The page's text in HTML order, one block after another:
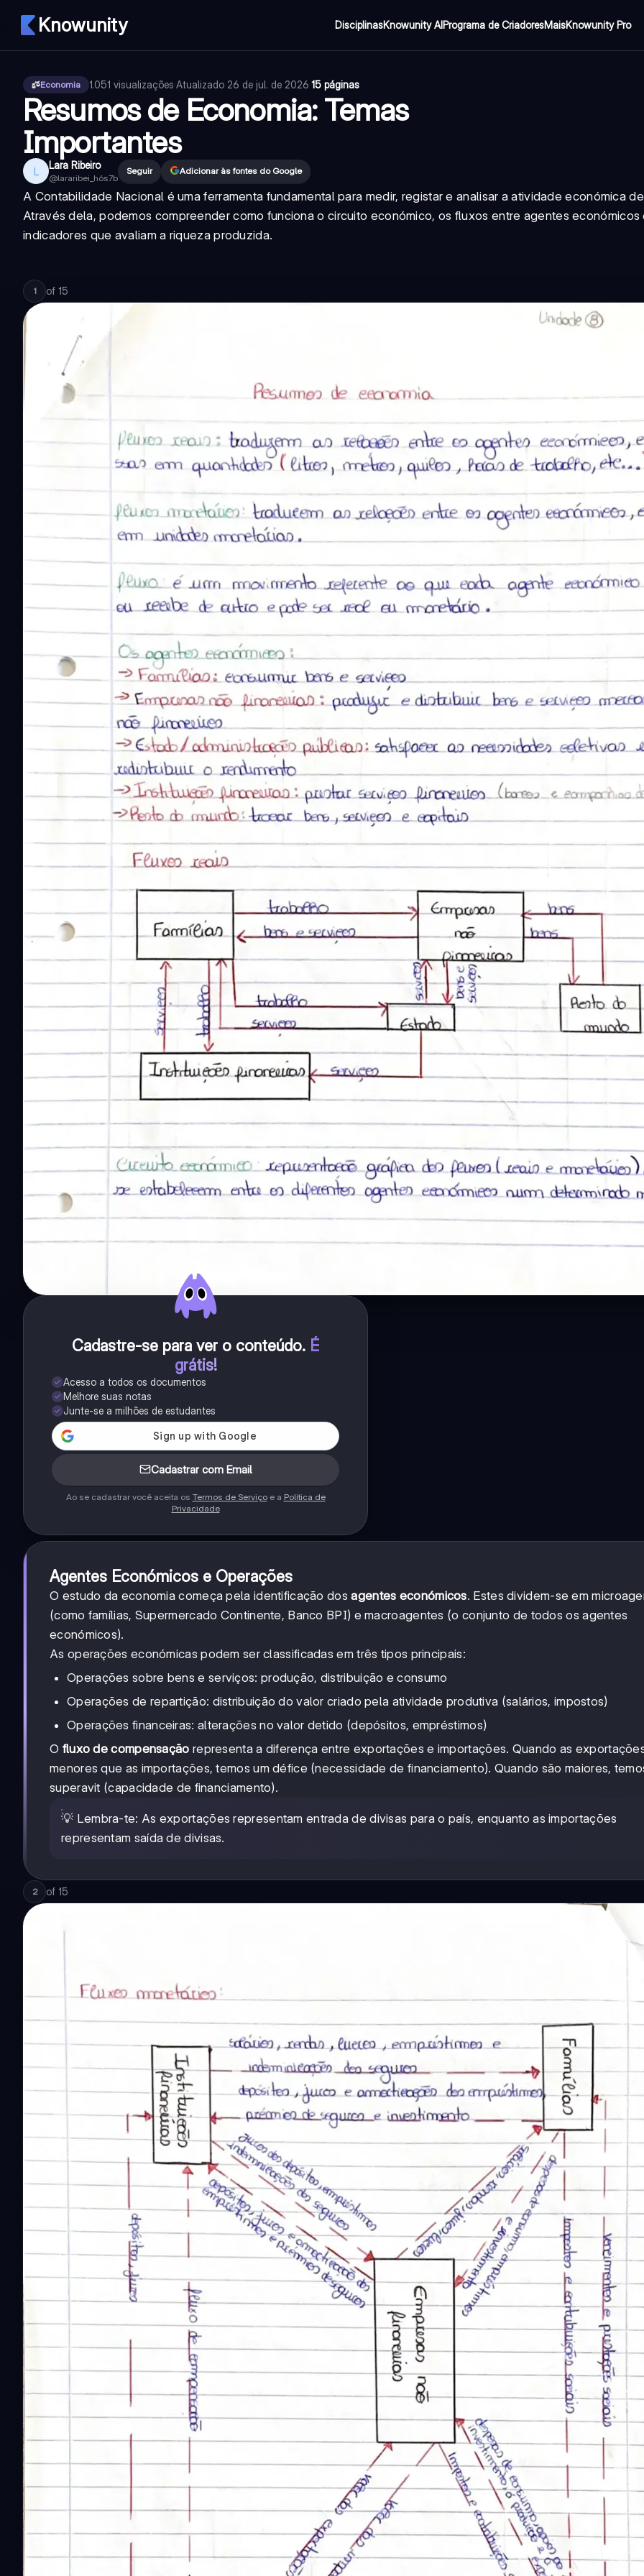
Knowunity DisciplinasKnowunity AIPrograma de CriadoresMaisKnowunity Pro
Economia 1.051 visualizações·Atualizado 26 de jul. de 2026·15 páginas
Resumos de Economia: Temas
Importantes
L Lara Ribeiro
@lararibei_h6s7b
Seguir Adicionar às fontes do Google
A Contabilidade Nacional é uma ferramenta fundamental para medir, registar e analisar a atividade económica
Através dela, podemos compreender como funciona o circuito económico, os fluxos entre agentes económicos
indicadores que avaliam a riqueza produzida.
1 of 15
Cadastre-se para ver o conteúdo. É
grátis!
Acesso a todos os documentos
Melhore suas notas
Junte-se a milhões de estudantes
Cadastrar com Email
Ao se cadastrar você aceita os Termos de Serviçoe a Política de
Privacidade
Agentes Económicos e Operações
O estudo da economia começa pela identificação dosagentes económicos. Estes dividem-se em
(como famílias, Supermercado Continente, Banco BPI) e macroagentes (o conjunto de todos os agentes
económicos).
As operações económicas podem ser classificadas em três tipos principais:
Operações sobre bens e serviços: produção, distribuição e consumo
Operações de repartição: distribuição do valor criado pela atividade produtiva (salários, impostos)
Operações financeiras: alterações no valor detido (depósitos, empréstimos)
O fluxo de compensação representa a diferença entre exportações e importações. Quando as
menores que as importações, temos um défice (necessidade de financiamento). Quando são maiores,
superavit (capacidade de financiamento).
💡 Lembra-te: As exportações representam entrada de divisas para o país, enquanto as importações
representam saída de divisas.
2 of 15